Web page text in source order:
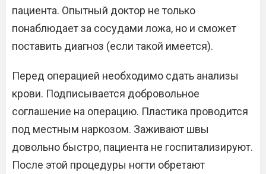
пациента. Опытный доктор не только
понаблюдает за сосудами ложа, но и сможет
поставить диагноз (если такой имеется).
Перед операцией необходимо сдать анализы
крови. Подписывается добровольное
соглашение на операцию. Пластика проводится
под местным наркозом. Заживают швы
довольно быстро, пациента не госпитализируют.
После этой процедуры ногти обретают